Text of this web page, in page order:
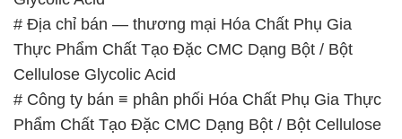
# Địa chỉ bán — thương mại Hóa Chất Phụ Gia
Thực Phẩm Chất Tạo Đặc CMC Dạng Bột / Bột
Cellulose Glycolic Acid
# Công ty bán ≡ phân phối Hóa Chất Phụ Gia Thực
Phẩm Chất Tạo Đặc CMC Dạng Bột / Bột Cellulose